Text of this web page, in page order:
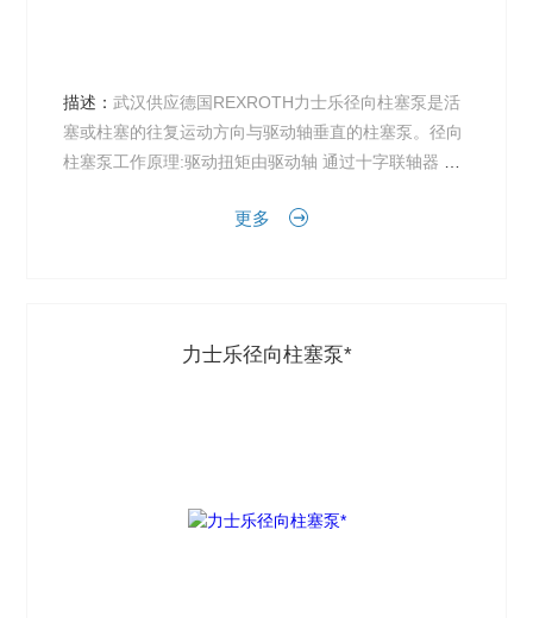
描述：武汉供应德国REXROTH力士乐径向柱塞泵是活
塞或柱塞的往复运动方向与驱动轴垂直的柱塞泵。径向
柱塞泵工作原理:驱动扭矩由驱动轴 通过十字联轴器 传
更多
力士乐径向柱塞泵*